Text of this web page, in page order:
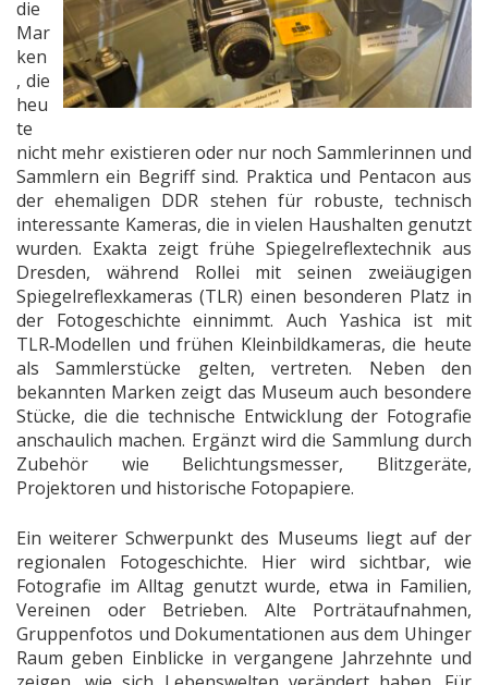
die
Mar
ken
, die
heu
te
nicht mehr existieren oder nur noch Sammlerinnen und
Sammlern ein Begriff sind. Praktica und Pentacon aus
der ehemaligen DDR stehen für robuste, technisch
interessante Kameras, die in vielen Haushalten genutzt
wurden. Exakta zeigt frühe Spiegelreflextechnik aus
Dresden, während Rollei mit seinen zweiäugigen
Spiegelreflexkameras (TLR) einen besonderen Platz in
der Fotogeschichte einnimmt. Auch Yashica ist mit
TLR‑Modellen und frühen Kleinbildkameras, die heute
als Sammlerstücke gelten, vertreten. Neben den
bekannten Marken zeigt das Museum auch besondere
Stücke, die die technische Entwicklung der Fotografie
anschaulich machen. Ergänzt wird die Sammlung durch
Zubehör wie Belichtungsmesser, Blitzgeräte,
Projektoren und historische Fotopapiere.
Ein weiterer Schwerpunkt des Museums liegt auf der
regionalen Fotogeschichte. Hier wird sichtbar, wie
Fotografie im Alltag genutzt wurde, etwa in Familien,
Vereinen oder Betrieben. Alte Porträtaufnahmen,
Gruppenfotos und Dokumentationen aus dem Uhinger
Raum geben Einblicke in vergangene Jahrzehnte und